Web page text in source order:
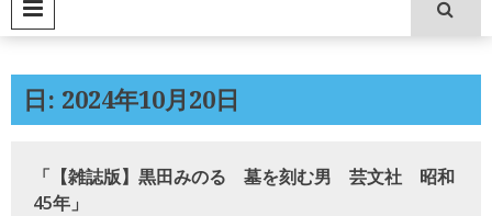
日: 2024年10月20日
「【雑誌版】黒田みのる 墓を刻む男 芸文社 昭和
45年」